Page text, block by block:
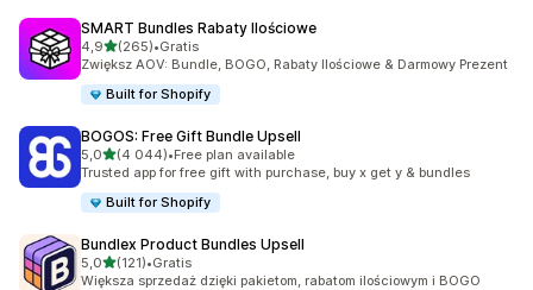
SMART Bundles Rabaty Ilościowe
4,9na 5 gwiazdek
(265)
Łączna liczba recenzji: 265
•Gratis
Zwiększ AOV: Bundle, BOGO, Rabaty Ilościowe & Darmowy Prezent
Built for Shopify
BOGOS: Free Gift Bundle Upsell
5,0na 5 gwiazdek
(4 044)
Łączna liczba recenzji: 4044
•Free plan available
Trusted app for free gift with purchase, buy x get y & bundles
Built for Shopify
Bundlex Product Bundles Upsell
5,0na 5 gwiazdek
(121)
Łączna liczba recenzji: 121
•Gratis
Większa sprzedaż dzięki pakietom, rabatom ilościowym i BOGO